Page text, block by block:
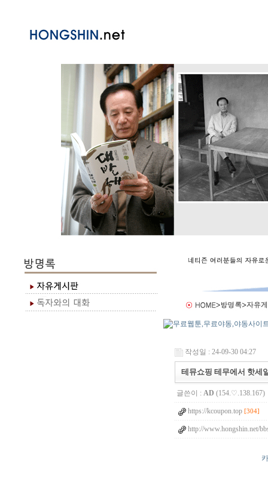
작성일 : 24-09-30 04:27
테뮤쇼핑 테무에서 핫세
글쓴이 : AD (154.♡.138.167)
https://kcoupon.top [304]
http://www.hongshin.net/